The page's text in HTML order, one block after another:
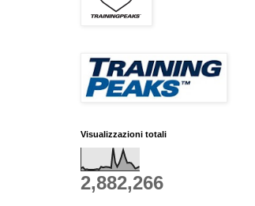
Visualizzazioni totali
2,882,266